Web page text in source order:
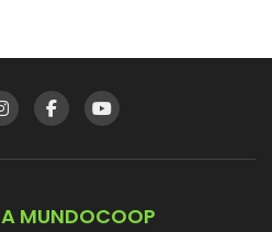
MUNDOCOOP